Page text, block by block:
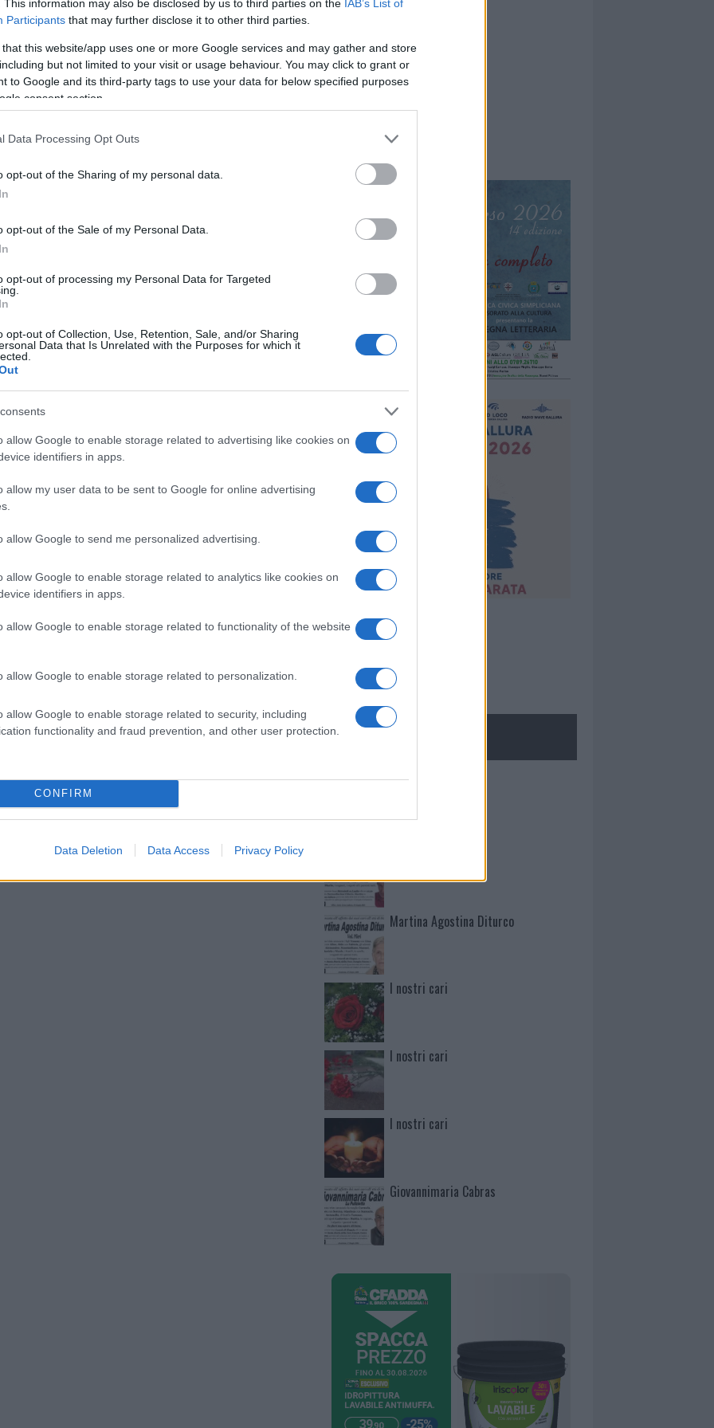
This information may also be disclosed by us to third parties on the IAB’s List of
Participants that may further disclose it to other third parties.
that this website/app uses one or more Google services and may gather and store
but not limited to your visit or usage behaviour. You may click to grant or
to Google and its third-party tags to use your data for below specified purposes
consent section.
Data Processing Opt Outs
opt-out of the Sharing of my personal data.
opt-out of the Sale of my Personal Data.
opt-out of processing my Personal Data for Targeted
opt-out of Collection, Use, Retention, Sale, and/or Sharing
Data that Is Unrelated with the Purposes for which it
allow Google to enable storage related to advertising like cookies on
identifiers in apps.
allow my user data to be sent to Google for online advertising
allow Google to send me personalized advertising.
allow Google to enable storage related to analytics like cookies on
identifiers in apps.
allow Google to enable storage related to functionality of the website
allow Google to enable storage related to personalization.
allow Google to enable storage related to security, including
functionality and fraud prevention, and other user protection.
CONFIRM
Data Deletion Data Access Privacy Policy
cliccando qui
nella sezione
Viale Costa Smeralda
Notizie Arzachena
Costa Smeralda
i tuoi video e le tue foto
+39 345 356 7512
di GalluraOggi.it
news da
Prossimo articolo
Mario Malu
Martina Agostina Diturco
I nostri cari
I nostri cari
I nostri cari
Giovannimaria Cabras